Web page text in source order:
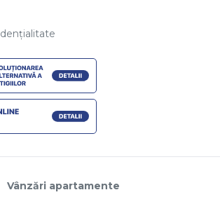
Vânzări apartamente